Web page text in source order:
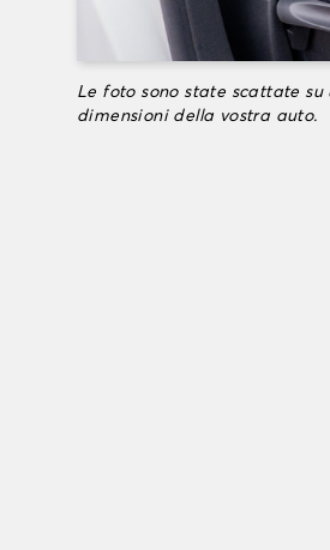
Le foto sono state scattate
dimensioni della vostra auto.